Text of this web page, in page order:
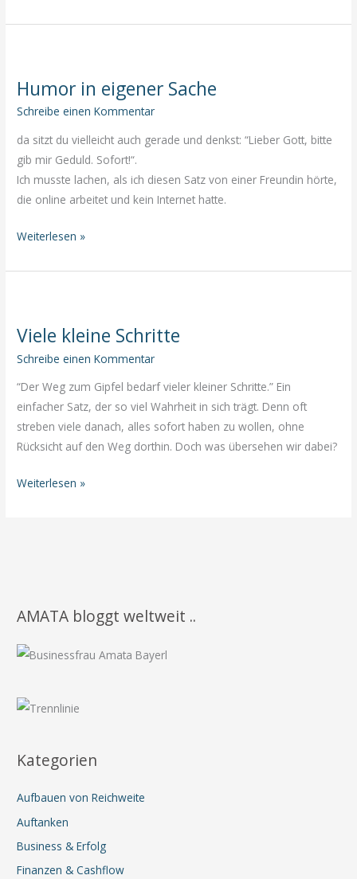
nie
mit
etwas
zu
beginnen
Humor in eigener Sache
Schreibe einen Kommentar
da sitzt du vielleicht auch gerade und denkst: “Lieber Gott, bitte
gib mir Geduld. Sofort!“.
Ich musste lachen, als ich diesen Satz von einer Freundin hörte,
die online arbeitet und kein Internet hatte.
Humor
eigener
Weiterlesen »
Viele kleine Schritte
Schreibe einen Kommentar
“Der Weg zum Gipfel bedarf vieler kleiner Schritte.” Ein
einfacher Satz, der so viel Wahrheit in sich trägt. Denn oft
streben viele danach, alles sofort haben zu wollen, ohne
Rücksicht auf den Weg dorthin. Doch was übersehen wir dabei?
Viele
Weiterlesen »
AMATA bloggt weltweit ..
Kategorien
Aufbauen von Reichweite
Auftanken
Business & Erfolg
Finanzen & Cashflow